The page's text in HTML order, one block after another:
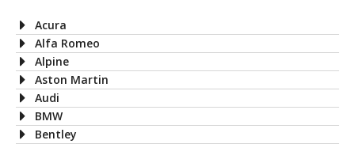
Acura
Alfa Romeo
Alpine
Aston Martin
Audi
BMW
Bentley